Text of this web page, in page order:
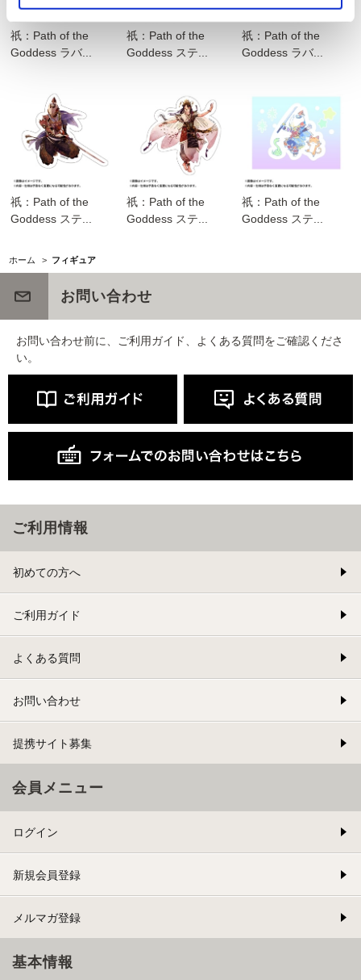
祇：Path of the
Goddess ラバ...
祇：Path of the
Goddess ステ...
祇：Path of the
Goddess ラバ...
祇：Path of the
Goddess ステ...
祇：Path of the
Goddess ステ...
祇：Path of the
Goddess ステ...
ホーム > フィギュア
お問い合わせ
お問い合わせ前に、ご利用ガイド、よくある質問をご確認くださ
い。
ご利用情報
初めての方へ
ご利用ガイド
よくある質問
お問い合わせ
提携サイト募集
会員メニュー
ログイン
新規会員登録
メルマガ登録
基本情報